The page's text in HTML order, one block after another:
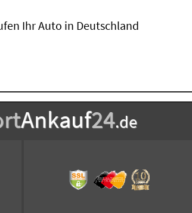
Ihr Auto in Deutschland
Ankauf24.de